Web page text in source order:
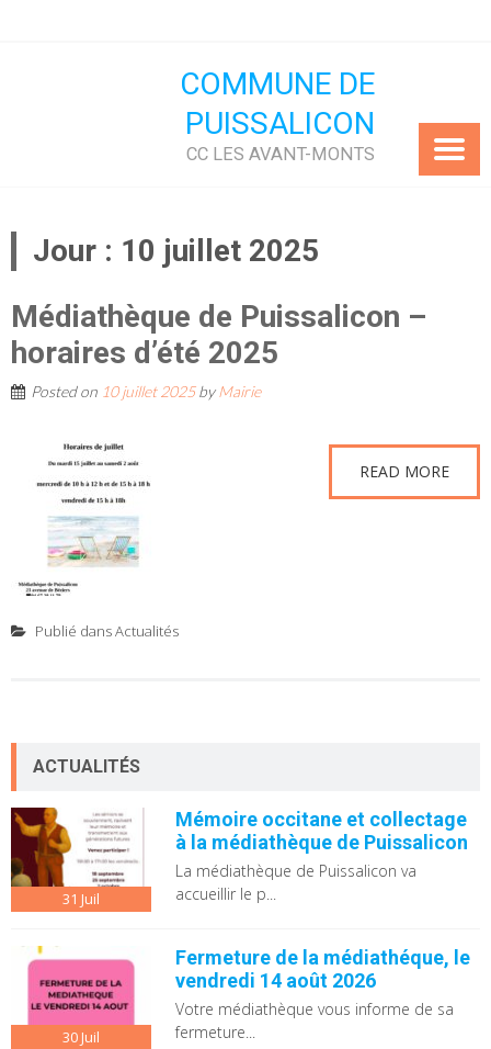
COMMUNE DE
PUISSALICON
CC LES AVANT-MONTS
Jour : 10 juillet 2025
Médiathèque de Puissalicon –
horaires d’été 2025
Posted on 10 juillet 2025byMairie
READ MORE
Publié dansActualités
ACTUALITÉS
31 Juil
Mémoire occitane et collectage
à la médiathèque de Puissalicon
La médiathèque de Puissalicon va
accueillir le p...
30Juil
Fermeture de la médiathéque, le
vendredi 14 août 2026
Votre médiathèque vous informe de sa
fermeture...